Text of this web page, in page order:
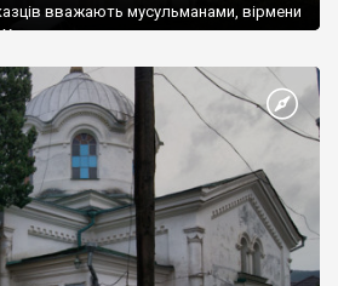
вважають мусульманами, вірмени
Христа